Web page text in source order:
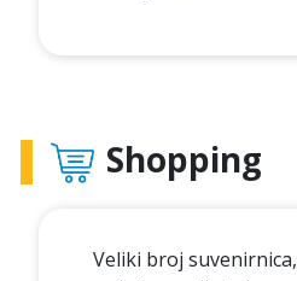
Shopping
Veliki broj suvenirnica,